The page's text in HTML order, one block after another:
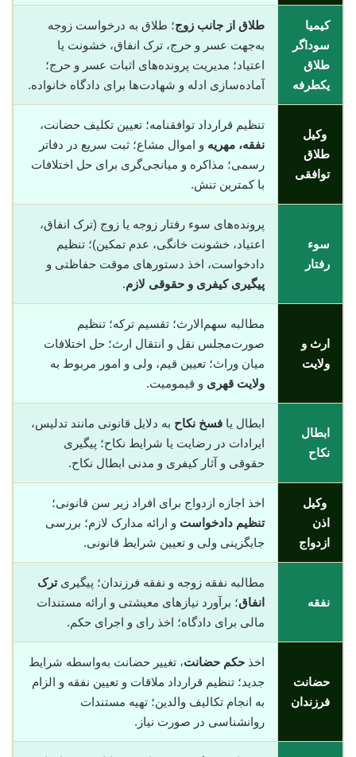
کیمیا
سوداگر
طلاق
یکطرفه
طلاق از جانب زوج؛ طلاق به درخواست زوجه
به‌جهت عسر و حرج، ترک انفاق، خشونت یا
اعتیاد؛ مدیریت پرونده‌های اثبات عسر و حرج؛
آماده‌سازی ادله و شهادت‌ها برای دادگاه خانواده.
وکیل
طلاق
توافقی
تنظیم قرارداد توافقنامه؛ تعیین تکلیف حضانت،
نفقه، مهریه و اموال مشاع؛ ثبت سریع در دفاتر
رسمی؛ مذاکره و میانجی‌گری برای حل اختلافات
با کمترین تنش.
سوء
رفتار
پرونده‌های سوء رفتار زوجه یا زوج (ترک انفاق،
اعتیاد، خشونت خانگی، عدم تمکین)؛ تنظیم
دادخواست، اخذ دستورهای موقت حفاظتی و
پیگیری کیفری و حقوقی لازم.
ارث و
ولایت
مطالبه سهم‌الارث؛ تقسیم ترکه؛ تنظیم
صورت‌مجلس نقل و انتقال ارث؛ حل اختلافات
میان وراث؛ تعیین قیم، ولی و امور مربوط به
ولایت قهری و قیمومیت.
ابطال
نکاح
ابطال یا فسخ نکاح به دلایل قانونی مانند تدلیس،
ایرادات در رضایت یا شرایط نکاح؛ پیگیری
حقوقی و آثار کیفری و مدنی ابطال نکاح.
وکیل
اذن
ازدواج
اخذ اجازه ازدواج برای افراد زیر سن قانونی؛
تنظیم دادخواست و ارائه مدارک لازم؛ بررسی
جایگزینی ولی و تعیین شرایط قانونی.
نفقه
مطالبه نفقه زوجه و نفقه فرزندان؛ پیگیریترک
انفاق؛ برآورد نیازهای معیشتی و ارائه مستندات
مالی برای دادگاه؛ اخذ رای و اجرای حکم.
حضانت
فرزندان
اخذ حکم حضانت، تغییر حضانت به‌واسطه شرایط
جدید؛ تنظیم قرارداد ملاقات و تعیین نفقه و الزام
به انجام تکالیف والدین؛ تهیه مستندات
روانشناسی در صورت نیاز.